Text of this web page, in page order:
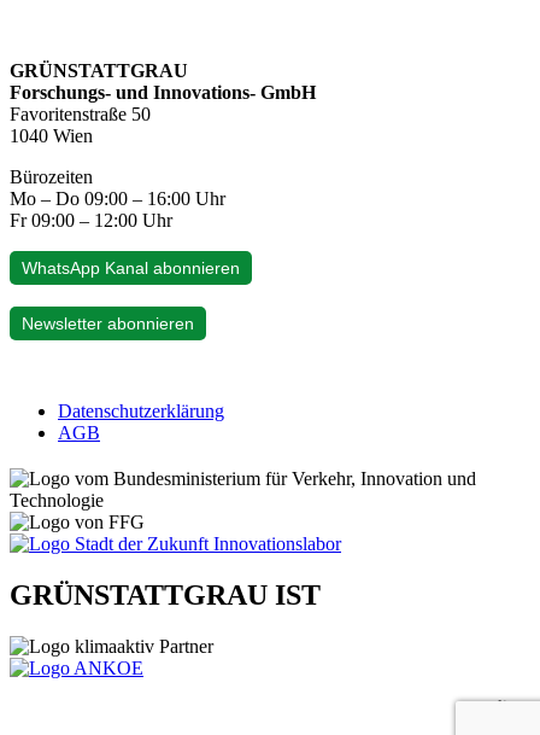
GRÜNSTATTGRAU
Forschungs- und Innovations- GmbH
Favoritenstraße 50
1040 Wien
Bürozeiten
Mo – Do 09:00 – 16:00 Uhr
Fr 09:00 – 12:00 Uhr
WhatsApp Kanal abonnieren
Newsletter abonnieren
Datenschutzerklärung
AGB
GRÜNSTATTGRAU IST
gelistet